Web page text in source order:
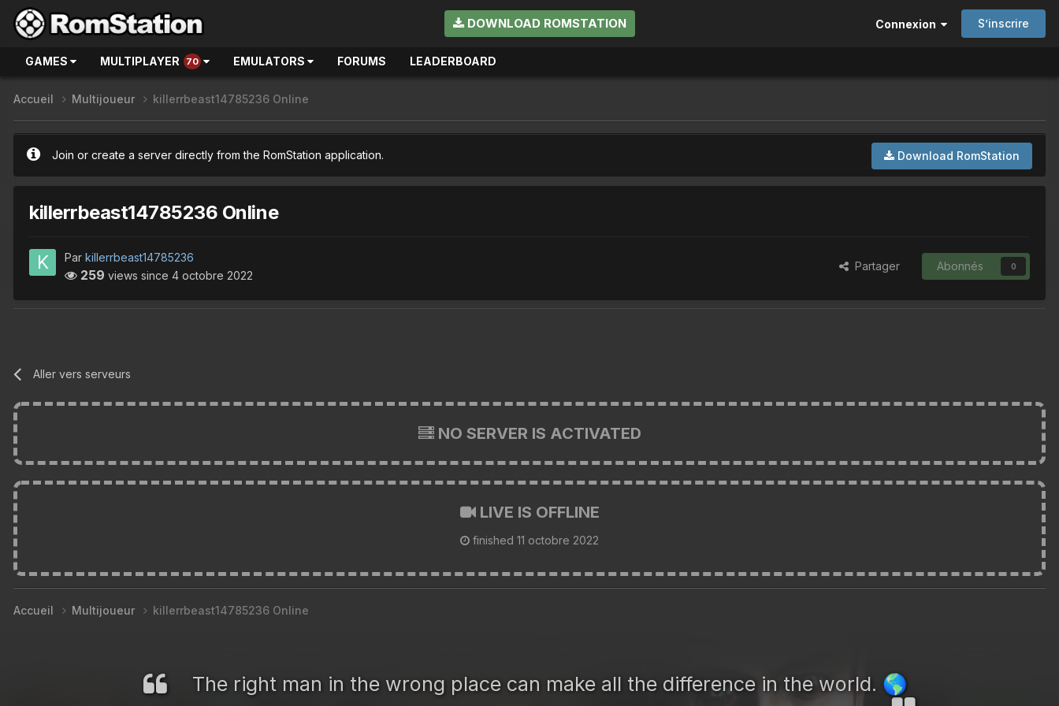
DOWNLOAD ROMSTATION Connexion S’inscrire
GAMES MULTIPLAYER 70 EMULATORS FORUMS LEADERBOARD
Accueil Multijoueur killerrbeast14785236 Online
Download RomStation
Join or create a server directly from the RomStation application.
killerrbeast14785236 Online
Par killerrbeast14785236
259 views since 4 octobre 2022
Partager Abonnés 0
Aller vers serveurs
NO SERVER IS ACTIVATED
LIVE IS OFFLINE
finished 11 octobre 2022
Accueil Multijoueur killerrbeast14785236 Online
The right man in the wrong place can make all the difference in the world. 🌎